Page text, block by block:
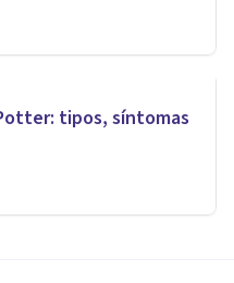
tipos, síntomas